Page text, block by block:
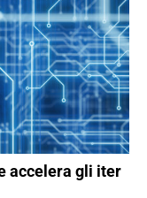
accelera gli iter